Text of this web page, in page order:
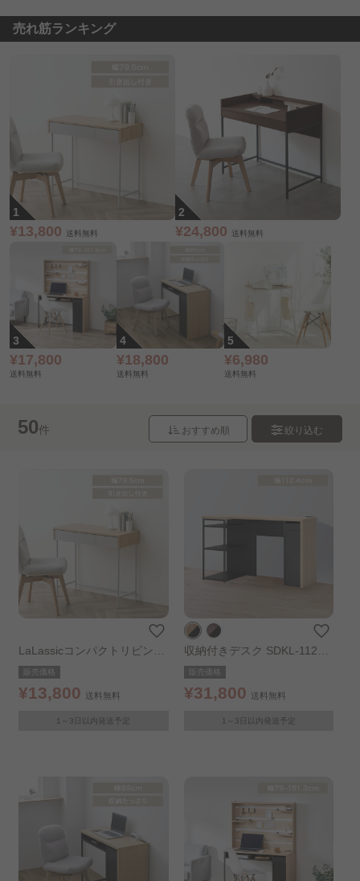
売れ筋ランキング
¥13,800 送料無料 ¥24,800 送料無料
¥17,800
送料無料
¥18,800
送料無料
¥6,980
送料無料
50件 おすすめ順 絞り込む
LaLassicコンパクトリビング
デスク ナチュラル／グレー
販売価格
¥13,800 送料無料
1～3日以内発送予定
収納付きデスク SDKL-1125
ナチュラル/ブラック
販売価格
¥31,800 送料無料
1～3日以内発送予定